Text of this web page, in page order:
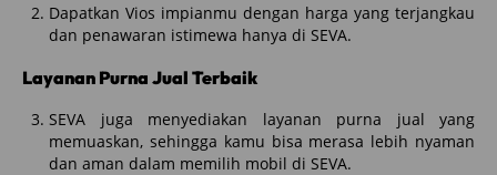
Dapatkan Vios impianmu dengan harga yang terjangkau
dan penawaran istimewa hanya di SEVA.
Layanan Purna Jual Terbaik
SEVA juga menyediakan layanan purna jual yang
memuaskan, sehingga kamu bisa merasa lebih nyaman
dan aman dalam memilih mobil di SEVA.